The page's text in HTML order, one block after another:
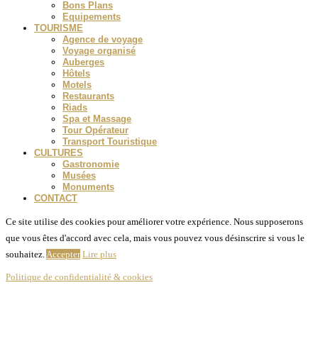
Bons Plans
Equipements
TOURISME
Agence de voyage
Voyage organisé
Auberges
Hôtels
Motels
Restaurants
Riads
Spa et Massage
Tour Opérateur
Transport Touristique
CULTURES
Gastronomie
Musées
Monuments
CONTACT
Ce site utilise des cookies pour améliorer votre expérience. Nous supposerons
que vous êtes d'accord avec cela, mais vous pouvez vous désinscrire si vous le
souhaitez. Accepter Lire plus
Politique de confidentialité & cookies